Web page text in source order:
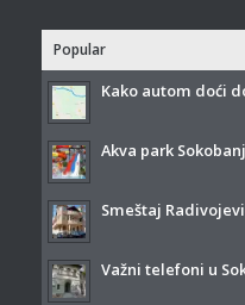
Popular
Kako autom doći
Akva park
Smeštaj
Važni telefoni u